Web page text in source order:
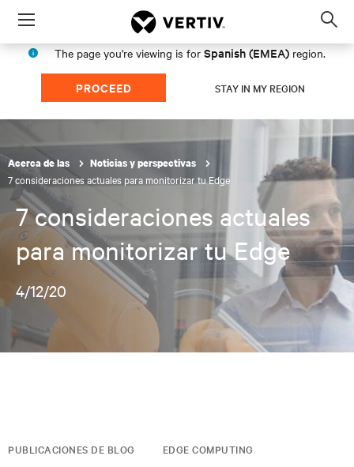
Menu
The page you're viewing is for Spanish (EMEA) region.
PROCEED STAY IN MY REGION
Acerca de las Noticias y perspectivas
7 consideraciones actuales para monitorizar tu Edge
7 consideraciones actuales
para monitorizar tu Edge
4/12/20
PUBLICACIONES DE BLOG EDGE COMPUTING